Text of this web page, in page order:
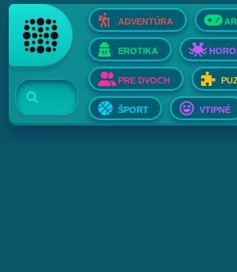
ADVENTÚRA
EROTIKA
PRE DVOCH
ŠPORT VTIPNÉ